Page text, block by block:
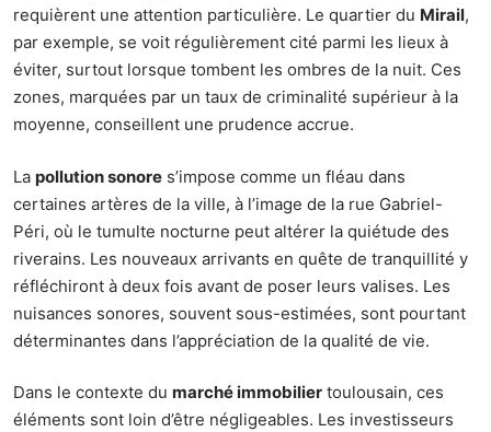
requièrent une attention particulière. Le quartier du Mirail,
par exemple, se voit régulièrement cité parmi les lieux à
éviter, surtout lorsque tombent les ombres de la nuit. Ces
zones, marquées par un taux de criminalité supérieur à la
moyenne, conseillent une prudence accrue.
La pollution sonore s’impose comme un fléau dans
certaines artères de la ville, à l’image de la rue Gabriel-
Péri, où le tumulte nocturne peut altérer la quiétude des
riverains. Les nouveaux arrivants en quête de tranquillité y
réfléchiront à deux fois avant de poser leurs valises. Les
nuisances sonores, souvent sous-estimées, sont pourtant
déterminantes dans l’appréciation de la qualité de vie.
Dans le contexte du marché immobilier toulousain, ces
éléments sont loin d’être négligeables. Les investisseurs